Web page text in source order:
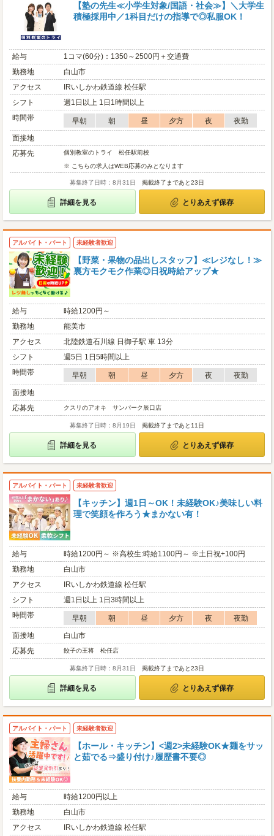
【塾の先生≪小学生対象/国語・社会≫】＼大学生
積極採用中／1科目だけの指導で◎私服OK！
給与
1コマ(60分)：1350～2500円＋交通費
勤務地
白山市
アクセス
IRいしかわ鉄道線 松任駅
シフト
週1日以上 1日1時間以上
時間帯
早朝 朝 昼 夕方 夜
夜勤
面接地
応募先
個別教室のトライ 松任駅前校
※ こちらの求人はWEB応募のみとなります
募集終了日時：8月31日 掲載終了まであと23日
詳細を見る とりあえず保存
アルバイト・パート 未経験者歓迎
【野菜・果物の品出しスタッフ】≪レジなし！≫
裏方モクモク作業◎日祝時給アップ★
給与
時給1200円～
勤務地
能美市
アクセス
北陸鉄道石川線 日御子駅 車 13分
シフト
週5日 1日5時間以上
時間帯
早朝 朝 昼 夕方 夜
夜勤
面接地
応募先
クスリのアオキ サンパーク辰口店
募集終了日時：8月19日 掲載終了まであと11日
詳細を見る とりあえず保存
アルバイト・パート 未経験者歓迎
【キッチン】週1日～OK！未経験OK♪美味しい料
理で笑顔を作ろう★まかない有！
給与
時給1200円～ ※高校生:時給1100円～ ※土日祝+100円
勤務地
白山市
アクセス
IRいしかわ鉄道線 松任駅
シフト
週1日以上 1日3時間以上
時間帯
早朝 朝 昼 夕方 夜
夜勤
面接地
白山市
応募先
餃子の王将 松任店
募集終了日時：8月31日 掲載終了まであと23日
詳細を見る とりあえず保存
アルバイト・パート 未経験者歓迎
【ホール・キッチン】<週2>未経験OK★麺をサッ
と茹でる⇒盛り付け♪履歴書不要◎
給与
時給1200円以上
勤務地
白山市
アクセス
IRいしかわ鉄道線 松任駅